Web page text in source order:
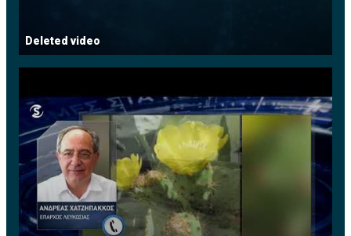
Deleted video